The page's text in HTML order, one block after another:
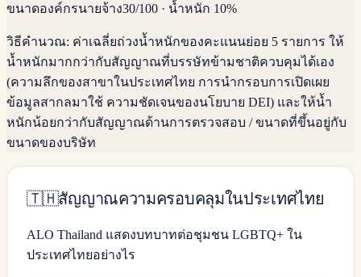
ขนาดองค์กรนายจ้าง30/100 · น้ำหนัก 10%
วิธีคำนวณ: ค่าเฉลี่ยถ่วงน้ำหนักของคะแนนย่อย 5 รายการ ให้
น้ำหนักมากกว่ากับสัญญาณที่บรรษัทข้ามชาติควบคุมได้เอง
(ความลึกของสาขาในประเทศไทย การนำกรอบการเปิดเผย
ข้อมูลสากลมาใช้ ความชัดเจนของนโยบาย DEI) และให้น้ำ
หนักน้อยกว่ากับสัญญาณด้านการตรวจสอบ / ขนาดที่ขึ้นอยู่กับ
ขนาดของบริษัท
🇹🇭สัญญาณความครอบคลุมในประเทศไทย
ALO Thailand แสดงบทบาทต่อชุมชน LGBTQ+ ใน
ประเทศไทยอย่างไร